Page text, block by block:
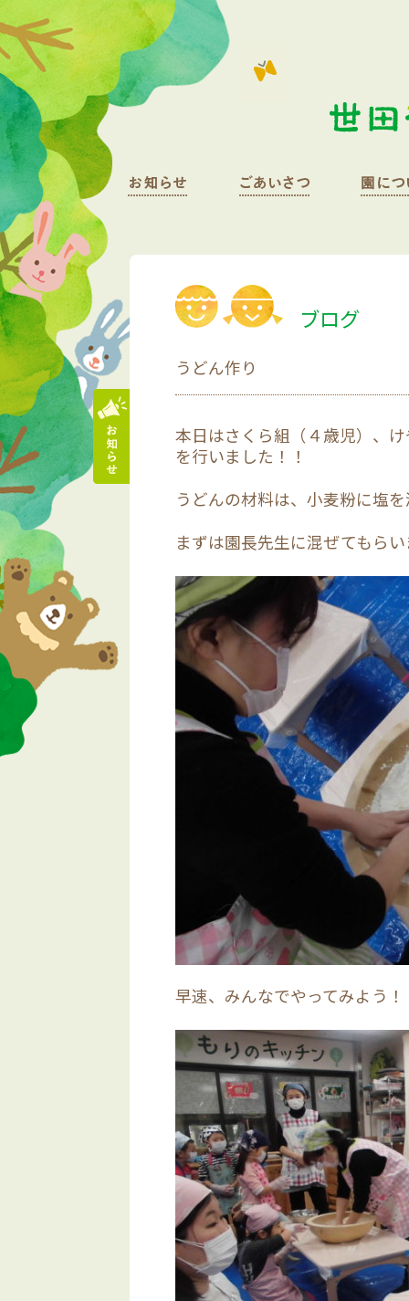
ブログ
うどん作り
本日はさくら組（４歳児）、
を行いました！！
うどんの材料は、小麦粉に塩
まずは園長先生に混ぜてもら
早速、みんなでやってみよう！